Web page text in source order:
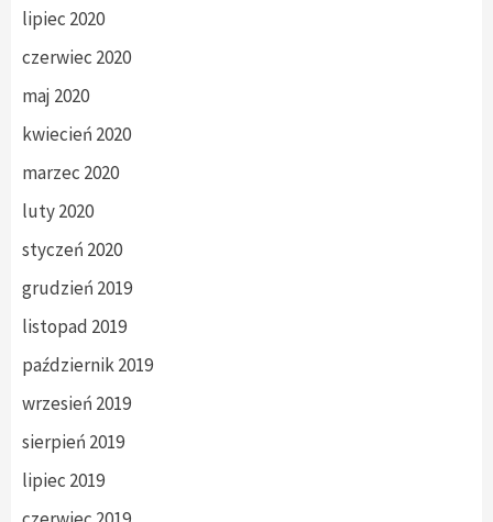
lipiec 2020
czerwiec 2020
maj 2020
kwiecień 2020
marzec 2020
luty 2020
styczeń 2020
grudzień 2019
listopad 2019
październik 2019
wrzesień 2019
sierpień 2019
lipiec 2019